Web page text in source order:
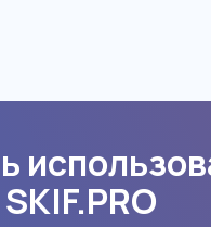
SKIF.PRO